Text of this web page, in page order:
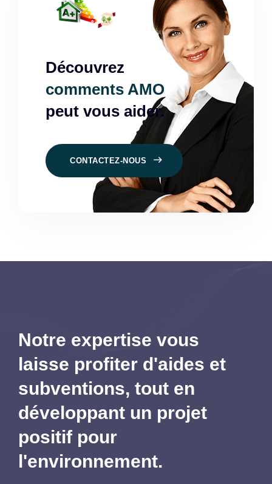
Découvrez
comments AMO
peut vous aider.
CONTACTEZ-NOUS
Notre expertise vous
laisse profiter d'aides et
subventions, tout en
développant un projet
positif pour
l'environnement.